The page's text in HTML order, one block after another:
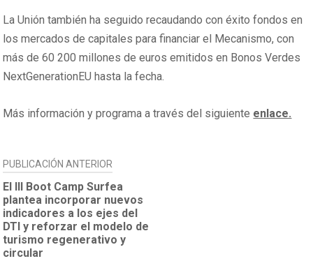
La Unión también ha seguido recaudando con éxito fondos en
los mercados de capitales para financiar el Mecanismo, con
más de 60 200 millones de euros emitidos en Bonos Verdes
NextGenerationEU hasta la fecha.
Más información y programa a través del siguiente enlace.
NAVEGACIÓN
DE
ENTRADAS
PUBLICACIÓN ANTERIOR
El III Boot Camp Surfea
plantea incorporar nuevos
indicadores a los ejes del
DTI y reforzar el modelo de
turismo regenerativo y
circular